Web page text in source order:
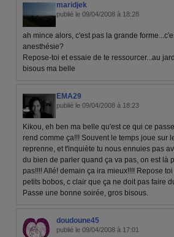
maridjek
publié le 09/04/2008 à 18:28
ah mince alors, c'est pas la grande
anesthésie?
Repose-toi et essaie de te ressourcer...au
bisous ma belle
EMA29
publié le 09/04/2008 à 18:23
Kikou, eh ben ma belle qu'est ce qui ce
rend comme ça!!! Souvent le temps joue sur
reprenne, et t'inquiète tu nous ennuies pas
du bien de parler quand ça va pas, on est là
pas!!!! Allé! demain ça ira mieux!!!! Repose
petits bobos, c clair que ça ne doit pas faire
Passe une bonne soirée, gros bisous.
doudoune45
publié le 09/04/2008 à 17:01